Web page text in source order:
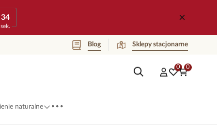
34
sek.
Blog Sklepy stacjonarne
0 0
naturalne ...